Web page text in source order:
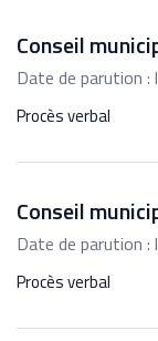
Conseil
Date de parution
Procès verbal
Conseil
Date de parution
Procès verbal